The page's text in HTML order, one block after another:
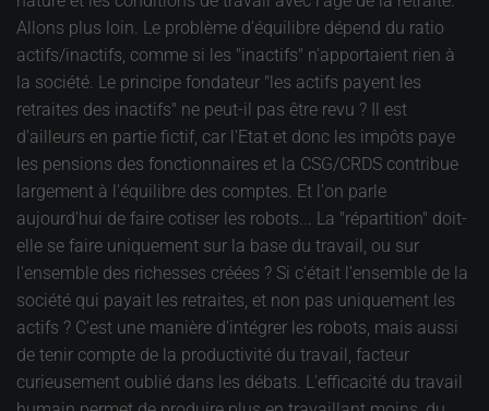
Allons plus loin. Le problème d'équilibre dépend du ratio
actifs/inactifs, comme si les "inactifs" n'apportaient rien à
la société. Le principe fondateur "les actifs payent les
retraites des inactifs" ne peut-il pas être revu ? Il est
d'ailleurs en partie fictif, car l'Etat et donc les impôts paye
les pensions des fonctionnaires et la CSG/CRDS contribue
largement à l'équilibre des comptes. Et l'on parle
aujourd'hui de faire cotiser les robots... La "répartition" doit-
elle se faire uniquement sur la base du travail, ou sur
l'ensemble des richesses créées ? Si c'était l'ensemble de la
société qui payait les retraites, et non pas uniquement les
actifs ? C'est une manière d'intégrer les robots, mais aussi
de tenir compte de la productivité du travail, facteur
curieusement oublié dans les débats. L'efficacité du travail